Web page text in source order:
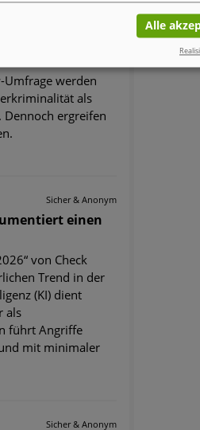
Nutzer
Umfrage werden
als
Dennoch ergreifen
Sicher & Anonym
einen
von Check
Trend in der
(KI) dient
als
führt Angriffe
mit minimaler
Sicher & Anonym
Alle